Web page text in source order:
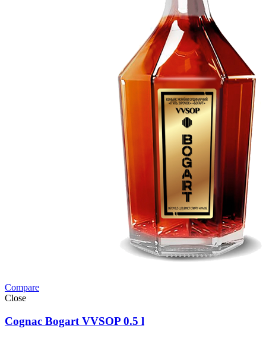
Compare
Close
Cognac Bogart VVSOP 0.5 l